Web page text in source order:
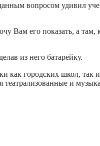
вопросом удивил
Вам его показать, а там,
из него батарейку.
как городских школ, так и
и